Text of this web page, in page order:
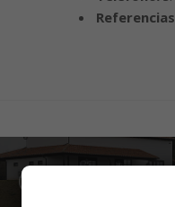
Referencias